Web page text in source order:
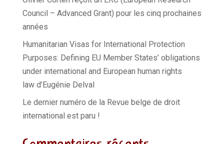
Council – Advanced Grant) pour les cinq prochaines
années
Humanitarian Visas for International Protection
Purposes: Defining EU Member States’ obligations
under international and European human rights
law d’Eugénie Delval
Le dernier numéro de la Revue belge de droit
international est paru !